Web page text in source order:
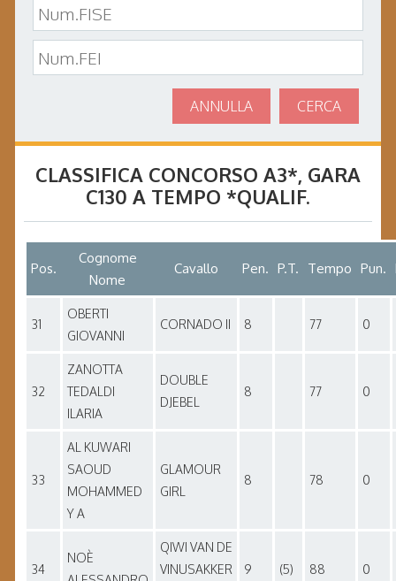
CERCA
ANNULLA
CLASSIFICA CONCORSO A3*, GARA
C130 A TEMPO *QUALIF.
Pos.
Cognome
Nome
Cavallo Pen. P.T. Tempo Pun.
31
OBERTI
GIOVANNI
CORNADO II 8 77 0
32
ZANOTTA
TEDALDI
ILARIA
DOUBLE
DJEBEL
8 77 0
33
AL KUWARI
SAOUD
MOHAMMED
Y A
GLAMOUR
GIRL
8 78 0
34
NOÈ
QIWI VAN DE
VINUSAKKER
9 (5) 88 0